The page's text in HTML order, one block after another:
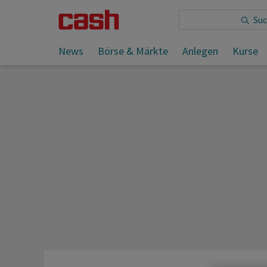
News Börse & Märkte Anlegen Kurse
Sie lesen: